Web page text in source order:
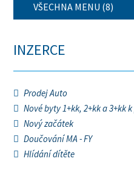
VŠECHNA MENU (8)
INZERCE
Prodej Auto
Nové byty 1+kk, 2+kk a 3+kk
Nový začátek
Doučování MA - FY
Hlídání dítěte